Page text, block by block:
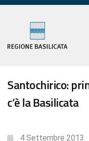
Santochirico:
c’è la Basilicata
4 Settembre 2013